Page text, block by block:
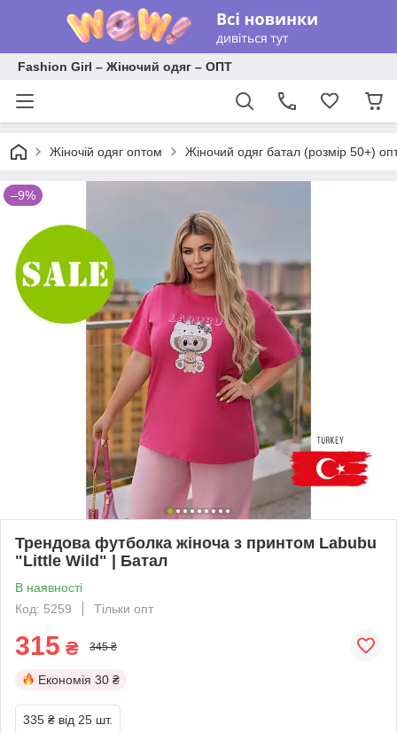
Fashion Girl – Жіночий одяг – ОПТ
Жіночій одяг оптом Жіночий одяг батал (розмір 50+)
–9%
Трендова футболка жіноча з принтом Labubu
"Little Wild" | Батал
В наявності
Код: 5259
Тільки опт
315 ₴ 345 ₴
Економія 30 ₴
335 ₴ від 25 шт.